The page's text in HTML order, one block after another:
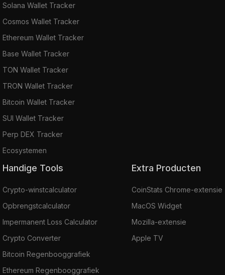
Solana Wallet Tracker
Cosmos Wallet Tracker
Ethereum Wallet Tracker
Base Wallet Tracker
TON Wallet Tracker
TRON Wallet Tracker
Bitcoin Wallet Tracker
SUI Wallet Tracker
Perp DEX Tracker
Ecosystemen
Handige Tools
Crypto-winstcalculator
Opbrengstcalculator
Impermanent Loss Calculator
Crypto Converter
Bitcoin Regenbooggrafiek
Ethereum Regenbooggrafiek
Extra Producten
CoinStats Chrome-extensie
MacOS Widget
Mozilla-extensie
Apple TV